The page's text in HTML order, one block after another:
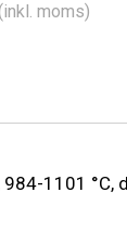
moms)
984-1101 °C,